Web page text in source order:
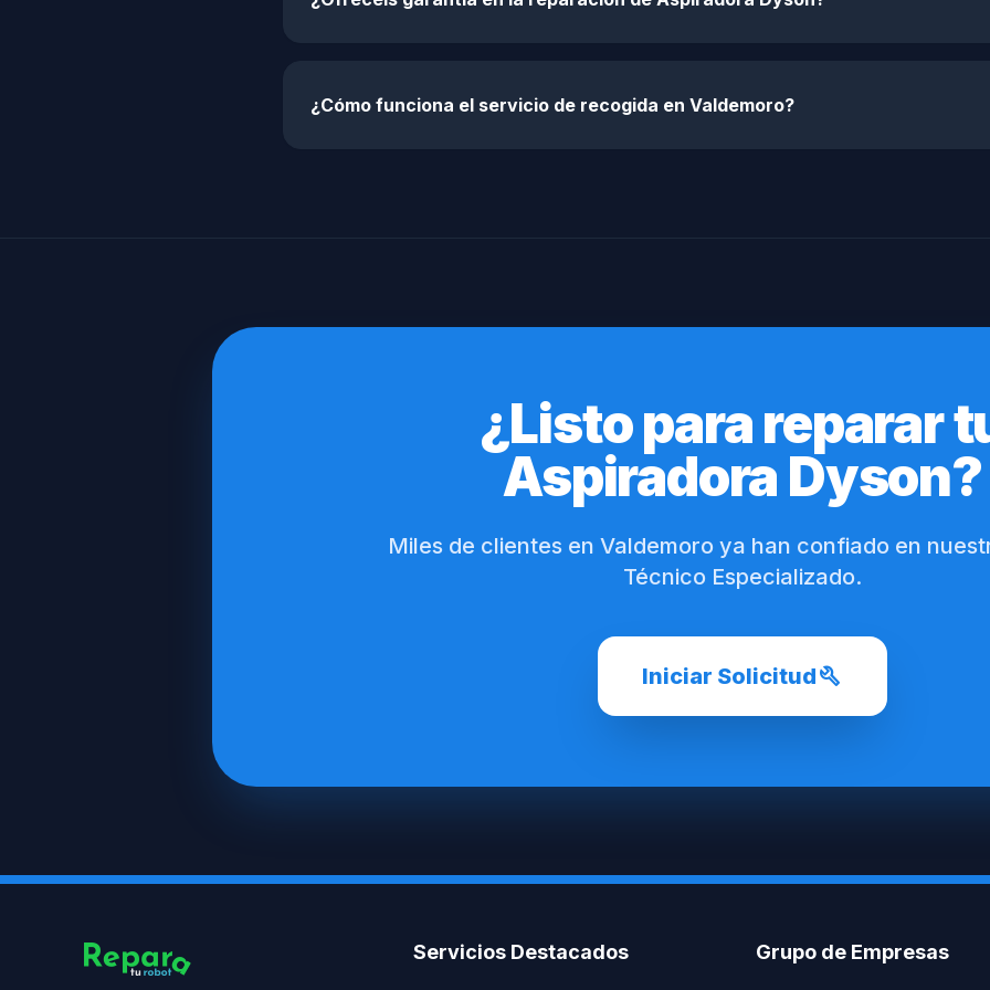
¿Cómo funciona el servicio de recogida en Valdemoro?
¿Listo para reparar
Aspiradora Dyson?
Miles de clientes en Valdemoro ya han confiado en
Técnico Especializado.
Iniciar Solicitudbuild
Servicios Destacados Grupo de Empresas